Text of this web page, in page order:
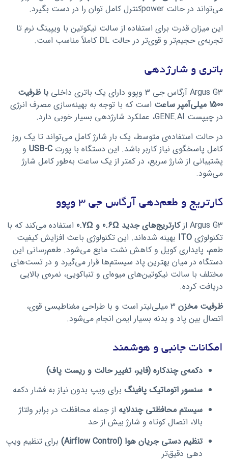
می‌تواند در حالت powerکنترل کامل توان را در دست بگیرد.
این میزان قدرت برای استفاده از سالت نیکوتین با ویپینگ نرم تا
تجربه‌ی حجیم‌تر و قوی‌تر در حالت DL کاملاً مناسب است.
باتری و شارژدهی
Argus G3 آرگاس جی 3 وپوو دارای یک باتری داخلی
با ظرفیت
1500 میلی‌آمپر ساعت
است که با توجه به بهینه‌سازی مصرف انرژی
در چیپست GENE.AI، عملکرد شارژدهی بسیار خوبی دارد.
در حالت استفاده‌ی متوسط، یک بار شارژ کامل می‌تواند تا یک روز
کامل پاسخگوی نیاز کاربر باشد. این دستگاه با پورت USB-C و
پشتیبانی از شارژ سریع، در کمتر از یک ساعت به‌طور کامل شارژ
می‌شود.
کارتریج و طعم‌دهی آرگاس جی 3 وپوو
Argus G3 از کارتریج‌های جدید 0.6Ω و 0.7Ω
استفاده می‌کند که با
تکنولوژی ITO بهینه شده‌اند. این تکنولوژی باعث افزایش کیفیت
طعم، پایداری کویل و کاهش نشت مایع می‌شود. طعم‌رسانی این
دستگاه در میان بهترین پاد سیستم‌ها قرار می‌گیرد و در تست‌های
مختلف با سالت نیکوتین‌های میوه‌ای و تنباکویی، نمره‌ی بالایی
دریافت کرده.
ظرفیت مخزن
3 میلی‌لیتر است و با طراحی مغناطیسی قوی،
اتصال بین پاد و بدنه بسیار ایمن انجام می‌شود.
امکانات جانبی و هوشمند
دکمه‌ی چندکاره (فایر، تغییر حالت و ریست پاف)
سنسور اتوماتیک پافینگ برای ویپ بدون نیاز به فشار دکمه
سیستم محافظتی چندلایه از جمله محافظت در برابر ولتاژ
بالا، اتصال کوتاه و شارژ بیش از حد
تنظیم دستی جریان هوا (Airflow Control)
برای تنظیم ویپ
دهی دقیق‌تر